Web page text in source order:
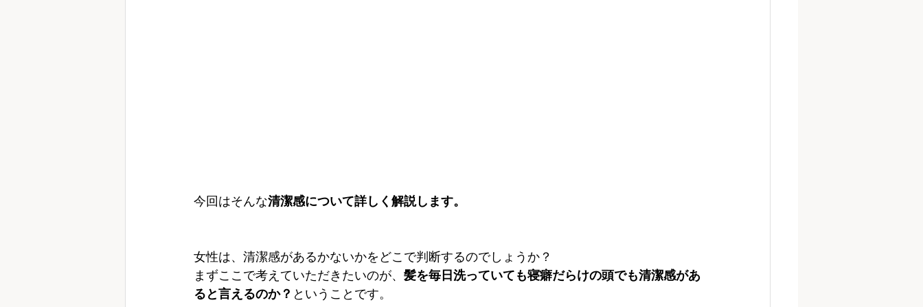
今回はそんな清潔感について詳しく解説します。
女性は、清潔感があるかないかをどこで判断するのでしょうか？
まずここで考えていただきたいのが、 髪を毎日洗っていても寝癖だらけの頭でも清潔感があ
ると言えるのか？ ということです。